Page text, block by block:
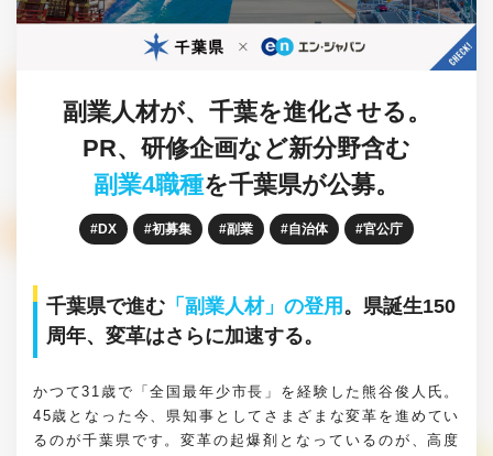
副業人材が、千葉を進化させる。
PR、研修企画など新分野含む
副業4職種を千葉県が公募。
DX 初募集 副業 自治体 官公庁
千葉県で進む 「副業人材」の登用 。県誕生150
周年、変革はさらに加速する。
かつて31歳で「全国最年少市長」を経験した熊谷俊人氏。
45歳となった今、県知事としてさまざまな変革を進めてい
るのが千葉県です。変革の起爆剤となっているのが、高度